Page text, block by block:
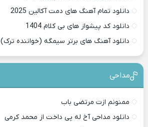
دانلود تمام آهنگ های دمت آکالین 2025
دانلود کد پیشواز های بی کلام 1404
دانلود آهنگ های برتر سیمگه (خواننده ترک) 2025
مداحی
ممنونم ازت مرتضی باب
دانلود مداحی آخ له پی داخت از محمد کرمی